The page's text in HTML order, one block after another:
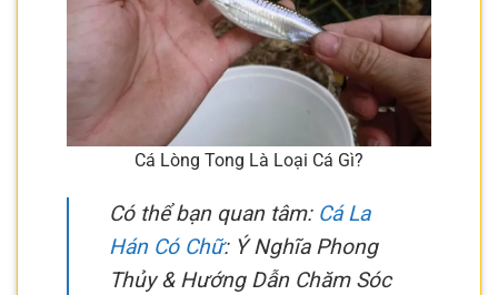
Cá Lòng Tong Là Loại Cá Gì?
Có thể bạn quan tâm: Cá La
Hán Có Chữ: Ý Nghĩa Phong
Thủy & Hướng Dẫn Chăm Sóc